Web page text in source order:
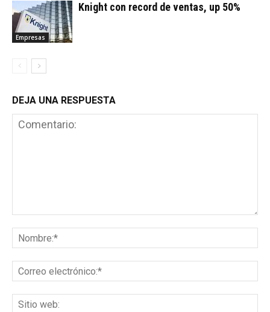
Empresas
Knight con record de ventas, up 50%
DEJA UNA RESPUESTA